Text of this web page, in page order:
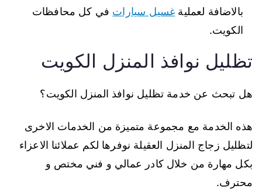
بالاضافة لعملية غسيل سيارات في كل محافظات
الكويت.
تظليل نوافذ المنزل الكويت
هل تبحث عن خدمة تظليل نوافذ المنزل الكويت؟
هذه الخدمة مع مجموعة متميزة من الخدمات الاخرى
لتظليل زجاج المنزل العقيلة نوفرها لكم عملائنا الاعزاء
بكل مهارة من خلال كادر عمالي و فني مختص و
محترف.